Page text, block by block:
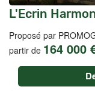
L'Ecrin
Proposé par
partir de 164 000